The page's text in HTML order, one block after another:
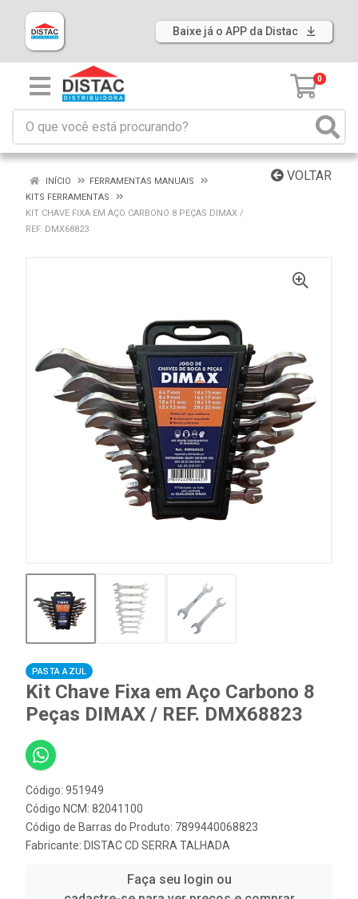
Baixe já o APP da Distac
0
VOLTAR
INÍCIO
FERRAMENTAS MANUAIS
KITS FERRAMENTAS
KIT CHAVE FIXA EM AÇO CARBONO 8 PEÇAS DIMAX /
REF. DMX68823
PASTA AZUL
Kit Chave Fixa em Aço Carbono 8
Peças DIMAX / REF. DMX68823
Código: 951949
Código NCM: 82041100
Código de Barras do Produto: 7899440068823
Fabricante: DISTAC CD SERRA TALHADA
Faça seu login ou